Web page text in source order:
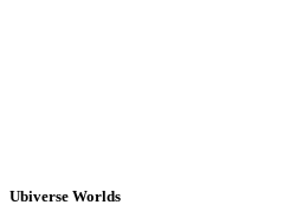
Ubiverse Worlds